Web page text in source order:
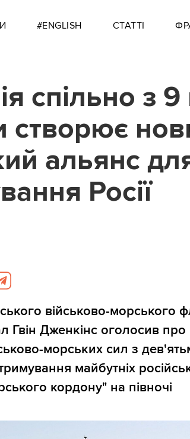
#ENGLISH СТАТТІ
спільно з
створює
альянс
Росії
військово-морського
Гвін Дженкінс оголосив
морських сил з
майбутніх
кордону" на півночі